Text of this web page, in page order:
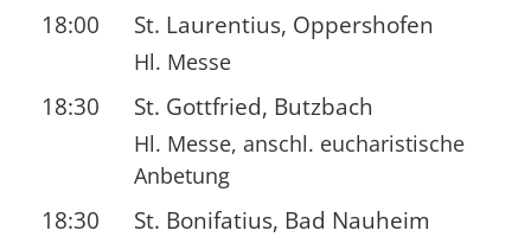
18:00 St. Laurentius, Oppershofen
Hl. Messe
18:30 St. Gottfried, Butzbach
Hl. Messe, anschl. eucharistische
Anbetung
18:30 St. Bonifatius, Bad Nauheim